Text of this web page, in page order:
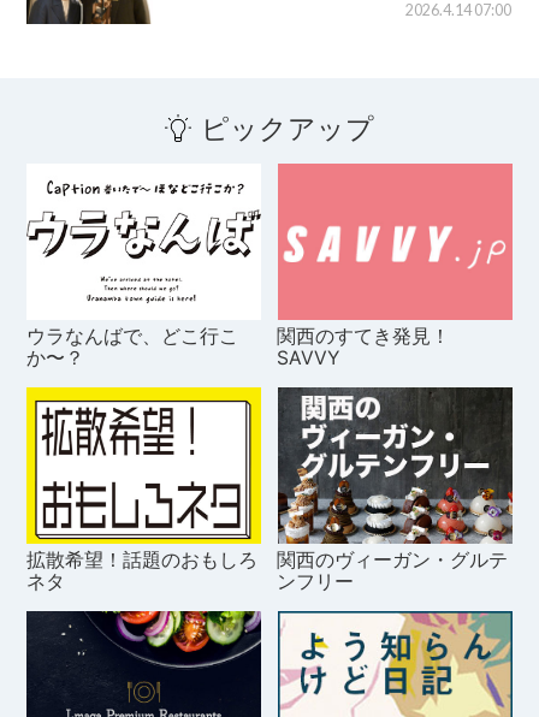
2026.4.14 07:00
ピックアップ
ウラなんばで、どこ行こ
か〜？
関西のすてき発見！
SAVVY
拡散希望！話題のおもしろ
ネタ
関西のヴィーガン・グルテ
ンフリー